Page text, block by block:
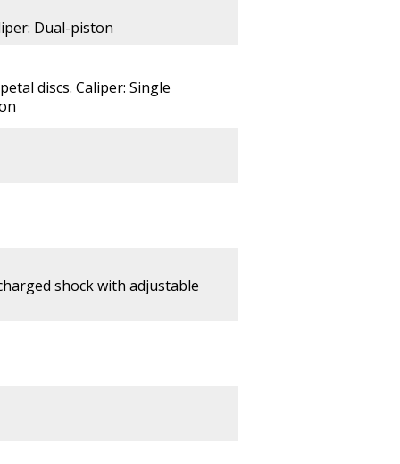
Dual-piston
discs. Caliper: Single
shock with adjustable